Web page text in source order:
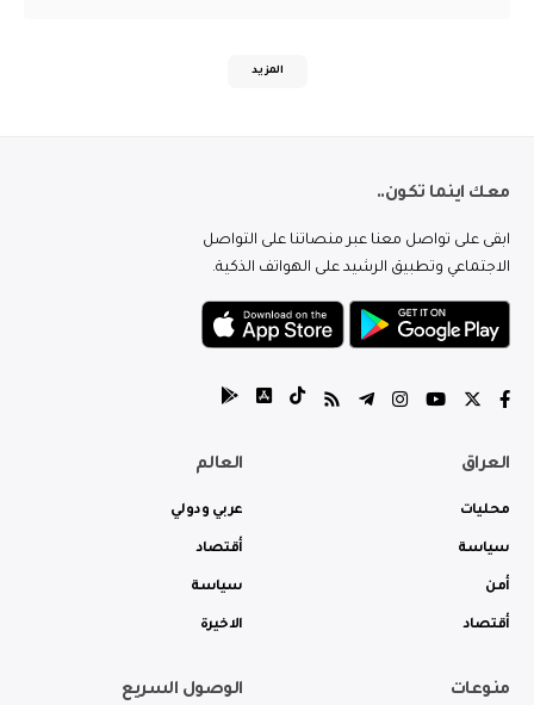
المزيد
معك اينما تكون..
ابقى على تواصل معنا عبر منصاتنا على التواصل
الاجتماعي وتطبيق الرشيد على الهواتف الذكية.
العراق
محليات
سياسة
أمن
أقتصاد
العالم
عربي ودولي
أقتصاد
سياسة
الاخيرة
منوعات الوصول السريع